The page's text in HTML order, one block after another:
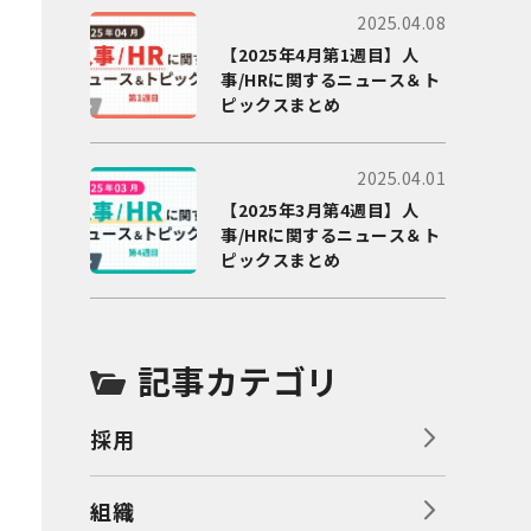
2025.04.08
【2025年4月第1週目】人
事/HRに関するニュース＆ト
ピックスまとめ
2025.04.01
【2025年3月第4週目】人
事/HRに関するニュース＆ト
ピックスまとめ
記事カテゴリ
採用
組織